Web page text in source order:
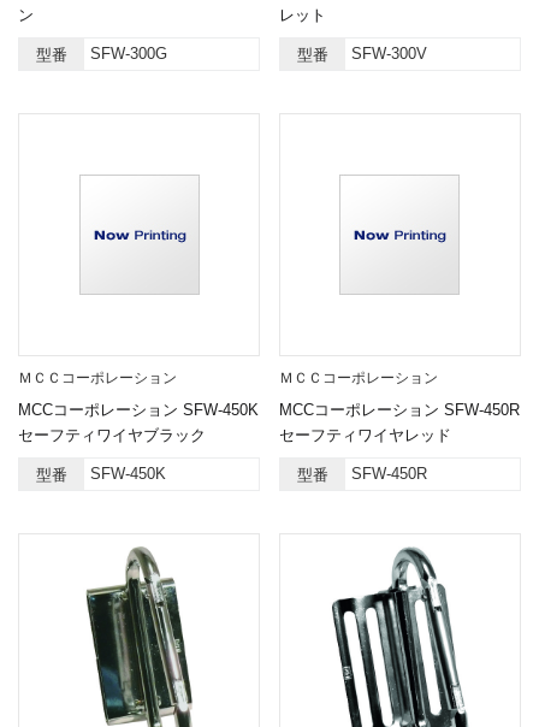
ン
型番 SFW-300G
レット
型番 SFW-300V
ＭＣＣコーポレーション
MCCコーポレーション SFW-450K
セーフティワイヤブラック
型番 SFW-450K
ＭＣＣコーポレーション
MCCコーポレーション SFW-450R
セーフティワイヤレッド
型番 SFW-450R